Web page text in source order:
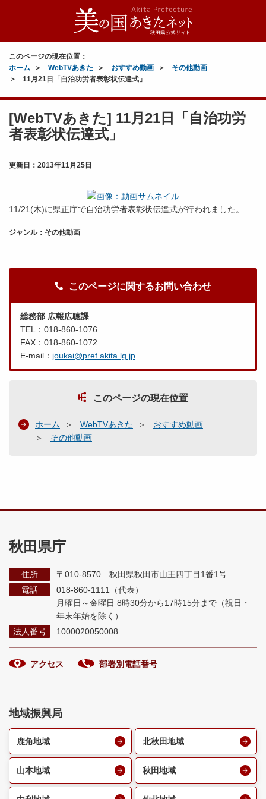
このページの現在位置：
ホーム
WebTVあきた おすすめ動画
その他動画
11月21日「自治功労者表彰状伝達式」
[WebTVあきた] 11月21日「自治功労
者表彰状伝達式」
更新日： 2013年11月25日
11/21(木)に県正庁で自治功労者表彰状伝達式が行われました。
ジャンル：その他動画
このページに関するお問い合わせ
総務部 広報広聴課
TEL：018-860-1076
FAX：018-860-1072
E-mail： joukai@pref.akita.lg.jp
このページの現在位置
ホーム WebTVあきた
おすすめ動画
その他動画
秋田県庁
住所
〒010-8570 秋田県秋田市山王四丁目1番1号
電話
018-860-1111（代表）
月曜日～金曜日 8時30分から17時15分まで （祝日・
年末年始を除く）
法人番号
1000020050008
アクセス 部署別電話番号
地域振興局
鹿角地域 北秋田地域
山本地域 秋田地域